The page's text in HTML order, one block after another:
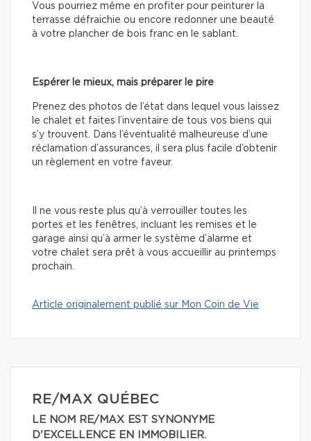
Vous pourriez même en profiter pour peinturer la
terrasse défraichie ou encore redonner une beauté
à votre plancher de bois franc en le sablant.
Espérer le mieux, mais préparer le pire
Prenez des photos de l’état dans lequel vous laissez
le chalet et faites l’inventaire de tous vos biens qui
s’y trouvent. Dans l’éventualité malheureuse d’une
réclamation d’assurances, il sera plus facile d’obtenir
un règlement en votre faveur.
Il ne vous reste plus qu’à verrouiller toutes les
portes et les fenêtres, incluant les remises et le
garage ainsi qu’à armer le système d’alarme et
votre chalet sera prêt à vous accueillir au printemps
prochain.
Article originalement publié sur Mon Coin de Vie
RE/MAX QUÉBEC
LE NOM RE/MAX EST SYNONYME
D'EXCELLENCE EN IMMOBILIER.